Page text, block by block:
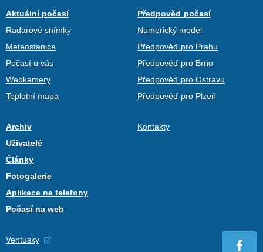
Aktuální počasí
Radarové snímky
Meteostanice
Počasí u vás
Webkamery
Teplotní mapa
Předpověď počasí
Numerický model
Předpověď pro Prahu
Předpověď pro Brno
Předpověď pro Ostravu
Předpověď pro Plzeň
Archiv
Uživatelé
Články
Fotogalerie
Aplikace na telefony
Počasí na web
Kontakty
Ventusky